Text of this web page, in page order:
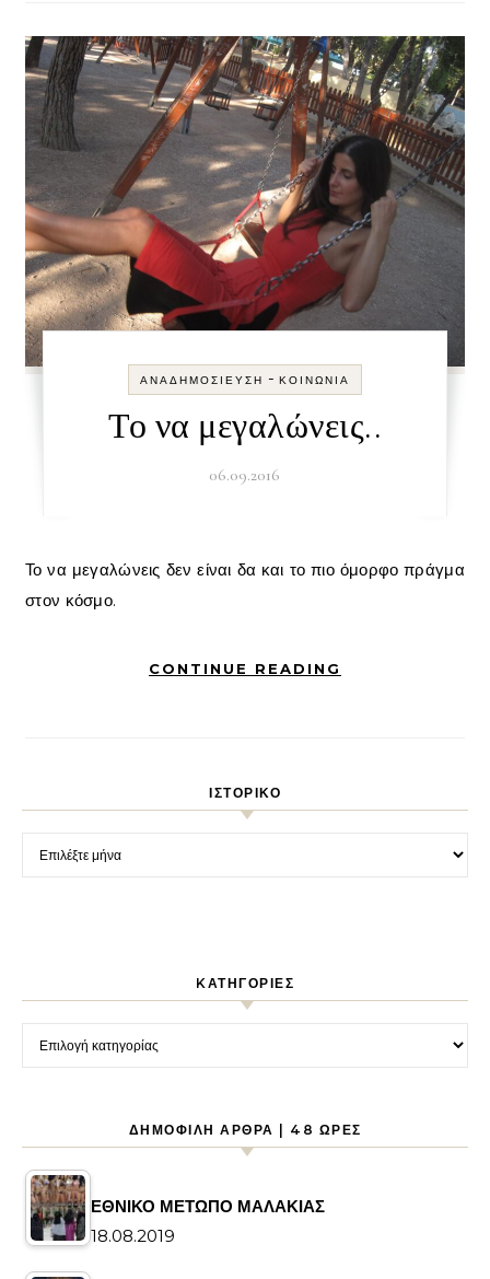
ΑΝΑΔΗΜΟΣΊΕΥΣΗ - ΚΟΙΝΩΝΊΑ
Το να μεγαλώνεις..
06.09.2016
Το να μεγαλώνεις δεν είναι δα και το πιο όμορφο πράγμα
στον κόσμο.
CONTINUE READING
ΙΣΤΟΡΙΚΌ
KΑΤΗΓΟΡΊΕΣ
ΔΗΜΟΦΙΛΉ ΆΡΘΡΑ | 48 ΏΡΕΣ
ΕΘΝΙΚΟ ΜΕΤΩΠΟ ΜΑΛΑΚΙΑΣ
18.08.2019